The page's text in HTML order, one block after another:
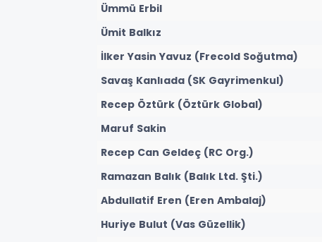
Ümmü Erbil
Ümit Balkız
İlker Yasin Yavuz (Frecold Soğutma)
Savaş Kanlıada (SK Gayrimenkul)
Recep Öztürk (Öztürk Global)
Maruf Sakin
Recep Can Geldeç (RC Org.)
Ramazan Balık (Balık Ltd. Şti.)
Abdullatif Eren (Eren Ambalaj)
Huriye Bulut (Vas Güzellik)